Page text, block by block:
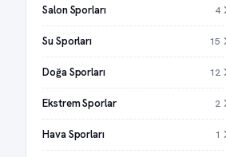
Salon Sporları 4
Su Sporları 15
Doğa Sporları 12
Ekstrem Sporlar 2
Hava Sporları 1